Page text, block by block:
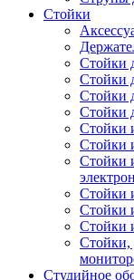
Стойки
Стойки
Стойки
Стойки
Стойки
Стойки
Стойки
Стойки
Стойки
Стойки
Стойки
Стойки,
Студийное